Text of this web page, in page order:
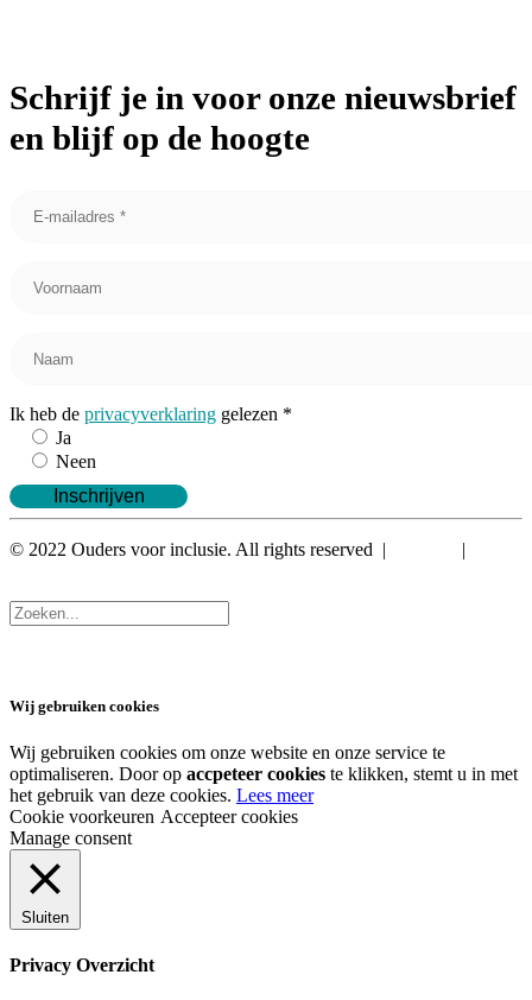
Schrijf je in voor onze nieuwsbrief
en blijf op de hoogte
Ik heb de privacyverklaring gelezen *
Ja
Neen
© 2022 Ouders voor inclusie. All rights reserved |
|
Wij gebruiken cookies
Wij gebruiken cookies om onze website en onze service te
optimaliseren. Door op accpeteer cookies te klikken, stemt u in met
het gebruik van deze cookies. Lees meer
Cookie voorkeuren Accepteer cookies
Manage consent
Sluiten
Privacy Overzicht